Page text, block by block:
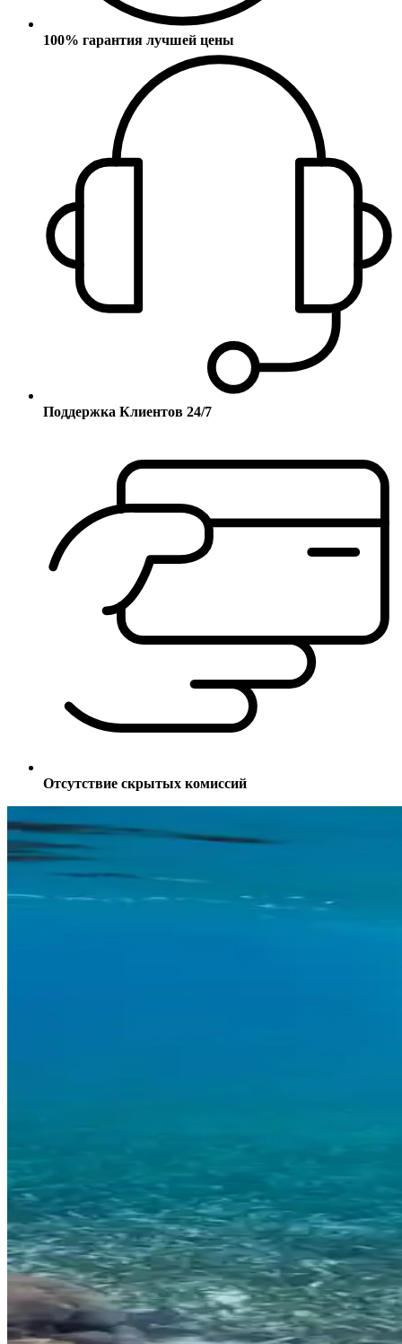
100% гарантия лучшей цены
Поддержка Клиентов 24/7
Отсутствие скрытых комиссий